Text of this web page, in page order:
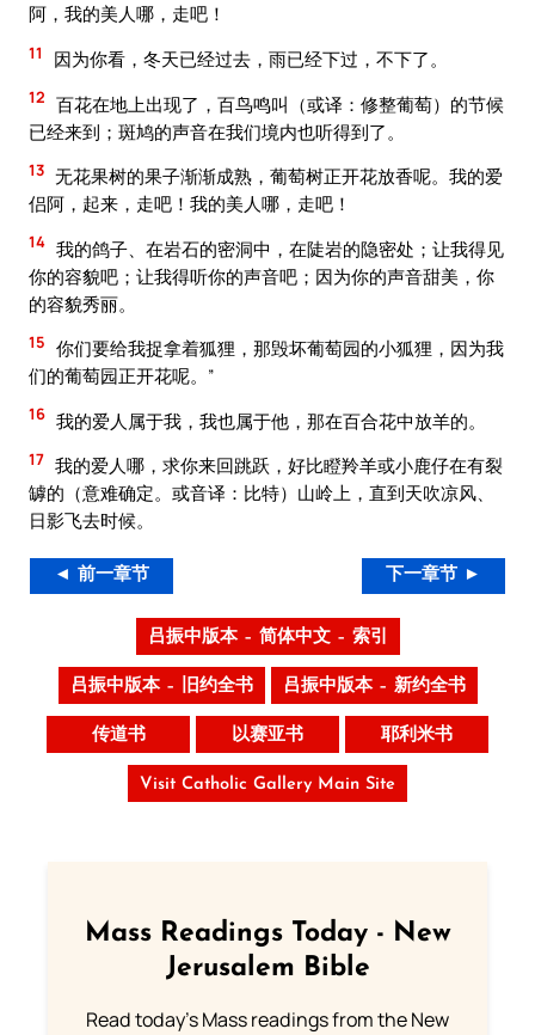
阿，我的美人哪，走吧！
11 因为你看，冬天已经过去，雨已经下过，不下了。
12 百花在地上出现了，百鸟鸣叫（或译：修整葡萄）的节候
已经来到；斑鸠的声音在我们境内也听得到了。
13 无花果树的果子渐渐成熟，葡萄树正开花放香呢。我的爱
侣阿，起来，走吧！我的美人哪，走吧！
14 我的鸽子、在岩石的密洞中，在陡岩的隐密处；让我得见
你的容貌吧；让我得听你的声音吧；因为你的声音甜美，你
的容貌秀丽。
15 你们要给我捉拿着狐狸，那毁坏葡萄园的小狐狸，因为我
们的葡萄园正开花呢。”
16 我的爱人属于我，我也属于他，那在百合花中放羊的。
17 我的爱人哪，求你来回跳跃，好比瞪羚羊或小鹿仔在有裂
罅的（意难确定。或音译：比特）山岭上，直到天吹凉风、
日影飞去时候。
◄ 前一章节 下一章节 ►
吕振中版本 – 简体中文 – 索引
吕振中版本 – 旧约全书 吕振中版本 – 新约全书
传道书 以赛亚书 耶利米书
Visit Catholic Gallery Main Site
Mass Readings Today - New
Jerusalem Bible
Read today's Mass readings from the New